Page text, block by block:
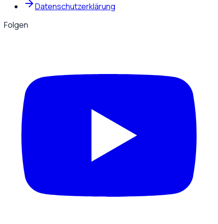
Datenschutzerklärung
Folgen